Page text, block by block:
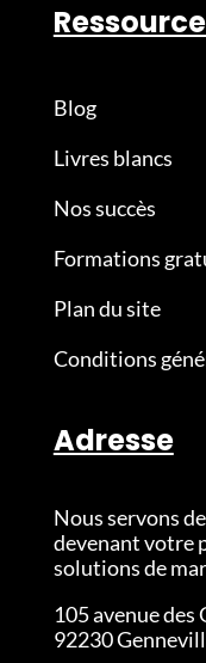
Blog
Livres blancs
Nos succès
Formations
Plan du site
Conditions
Adresse
Nous servons
devenant votre
solutions de
105 avenue des
92230